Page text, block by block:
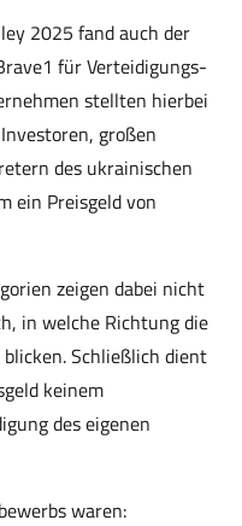
2025 fand auch der
für Verteidigungs-
stellten hierbei
großen
des ukrainischen
ein Preisgeld von
zeigen dabei nicht
in welche Richtung die
Schließlich dient
keinem
des eigenen
waren: